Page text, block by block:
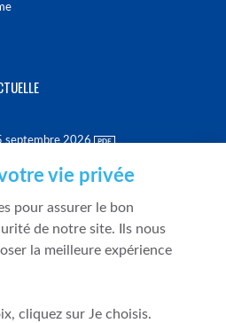
septembre 2026
et de résolution
vie privée
pour assurer le bon
de notre site. Ils nous
la meilleure expérience
cliquez sur Je choisis.